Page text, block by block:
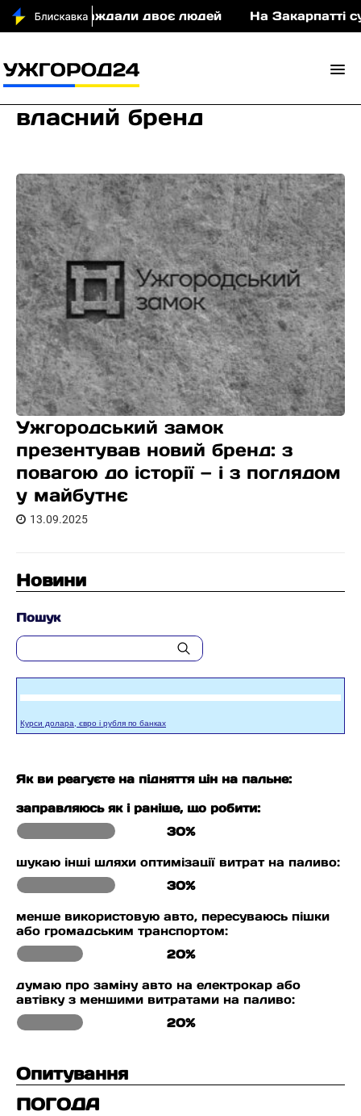
постраждали двоє людей На Закарпатті
власний бренд
Ужгородський замок
презентував новий бренд: з
повагою до історії — і з поглядом
у майбутнє
13.09.2025
Новини
Пошук
Курси долара, євро і рубля по банках
Як ви реагуєте на підняття цін на пальне:
заправляюсь як і раніше, що робити:
30%
шукаю інші шляхи оптимізації витрат на паливо:
30%
менше використовую авто, пересуваюсь пішки
або громадським транспортом:
20%
думаю про заміну авто на електрокар або
автівку з меншими витратами на паливо:
20%
Опитування
ПОГОДА